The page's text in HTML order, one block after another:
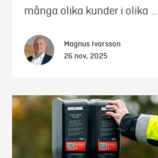
många olika kunder i olika …
Magnus Ivarsson
26 nov, 2025